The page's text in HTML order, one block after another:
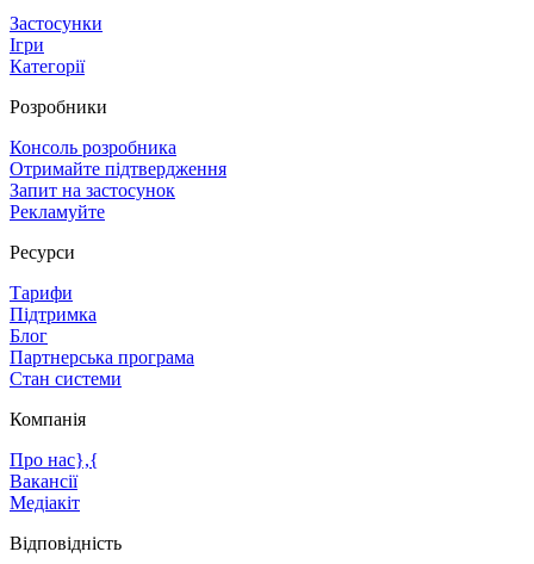
Застосунки
Ігри
Категорії
Розробники
Консоль розробника
Отримайте підтвердження
Запит на застосунок
Рекламуйте
Ресурси
Тарифи
Підтримка
Блог
Партнерська програма
Стан системи
Компанія
Про нас},{
Вакансії
Медіакіт
Відповідність